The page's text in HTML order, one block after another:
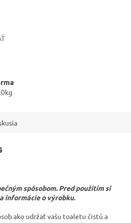
spôsobom. Pred použitím si
informácie o výrobku.
ako udržať vašu toaletu čistú a